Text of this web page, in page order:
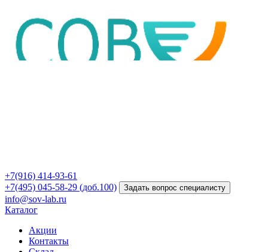
+7(916) 414-93-61
+7(495) 045-58-29 (доб.100)
Задать вопрос специалисту
info@sov-lab.ru
Каталог
Акции
Контакты